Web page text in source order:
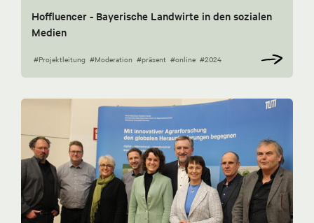
Hoffluencer - Bayerische Landwirte in den sozialen
Medien
#Projektleitung #Moderation #präsent #online #2024